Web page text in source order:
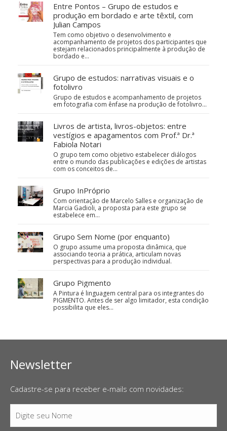
Entre Pontos – Grupo de estudos e
produção em bordado e arte têxtil, com
Julian Campos
Tem como objetivo o desenvolvimento e
acompanhamento de projetos dos participantes que
estejam relacionados principalmente à produção de
bordado e…
Grupo de estudos: narrativas visuais e o
fotolivro
Grupo de estudos e acompanhamento de projetos
em fotografia com ênfase na produção de fotolivro...
Livros de artista, livros-objetos: entre
vestígios e apagamentos com Prof.ª Dr.ª
Fabiola Notari
O grupo tem como objetivo estabelecer diálogos
entre o mundo das publicações e edições de artistas
com os conceitos de…
Grupo InPróprio
Com orientação de Marcelo Salles e organização de
Marcia Gadioli, a proposta para este grupo se
estabelece em…
Grupo Sem Nome (por enquanto)
O grupo assume uma proposta dinâmica, que
associando teoria a prática, articulam novas
perspectivas para a produção individual.
Grupo Pigmento
A Pintura é linguagem central para os integrantes do
PIGMENTO. Antes de ser algo limitador, esta condição
possibilita que eles…
Newsletter
Cadastre-se para receber e-mails com novidades:
Nome
Digite seu Nome